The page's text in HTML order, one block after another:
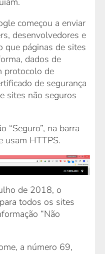
começou a enviar
desenvolvedores e
que páginas de sites
dados de
protocolo de
de segurança
sites não seguros
“Seguro”, na barra
usam HTTPS.
de 2018, o
todos os sites
“Não
a número 69,